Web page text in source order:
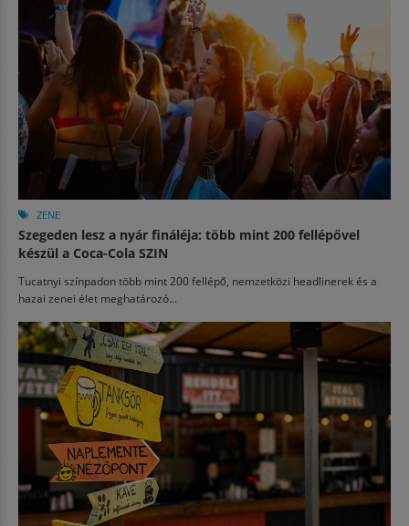
ZENE
Szegeden lesz a nyár fináléja: több mint 200 fellépővel
készül a Coca-Cola SZIN
Tucatnyi színpadon több mint 200 fellépő, nemzetközi headlinerek és a
hazai zenei élet meghatározó...